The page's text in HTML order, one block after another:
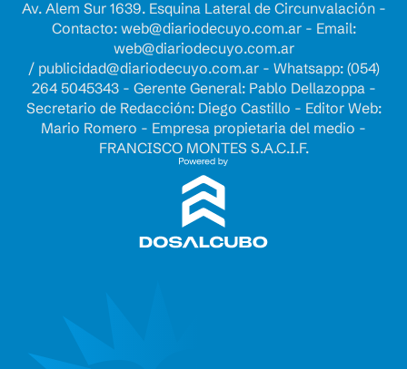
Av. Alem Sur 1639. Esquina Lateral de Circunvalación -
Contacto: web@diariodecuyo.com.ar- Email:
web@diariodecuyo.com.ar
/ publicidad@diariodecuyo.com.ar- Whatsapp: (054)
264 5045343 - Gerente General: Pablo Dellazoppa -
Secretario de Redacción: Diego Castillo - Editor Web:
Mario Romero - Empresa propietaria del medio -
FRANCISCO MONTES S.A.C.I.F.